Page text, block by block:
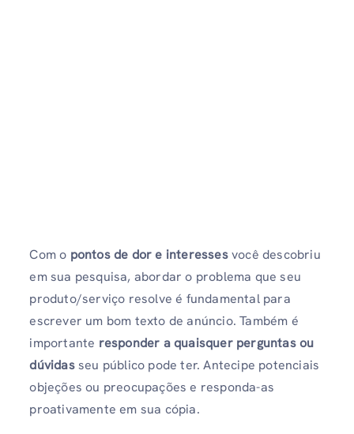
Com o pontos de dor e interessesvocê descobriu
em sua pesquisa, abordar o problema que seu
produto/serviço resolve é fundamental para
escrever um bom texto de anúncio. Também é
importante responder a quaisquer perguntas ou
dúvidasseu público pode ter. Antecipe potenciais
objeções ou preocupações e responda-as
proativamente em sua cópia.